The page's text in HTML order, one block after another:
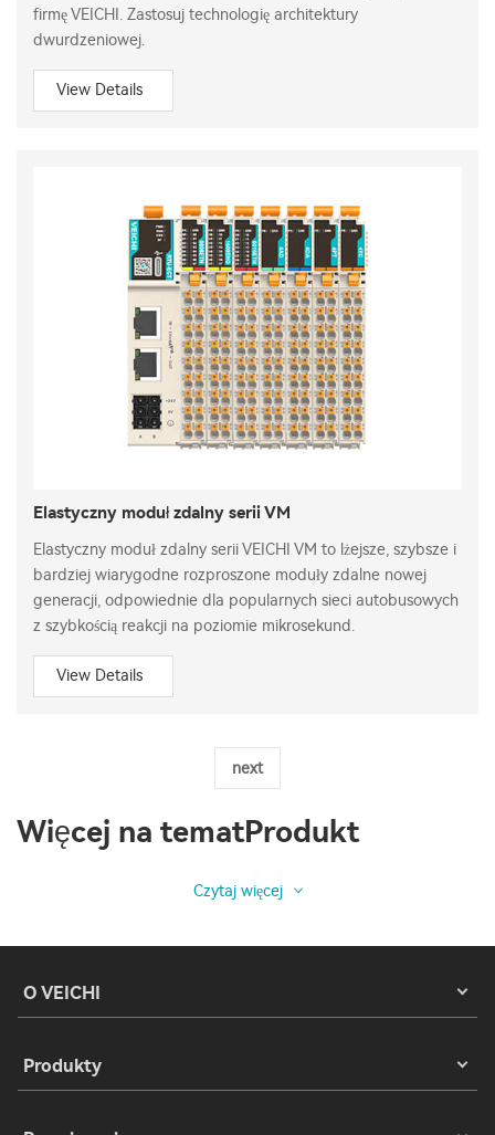
firmę VEICHI. Zastosuj technologię architektury
dwurdzeniowej.
View Details
Elastyczny moduł zdalny serii VM
Elastyczny moduł zdalny serii VEICHI VM to lżejsze, szybsze i
bardziej wiarygodne rozproszone moduły zdalne nowej
generacji, odpowiednie dla popularnych sieci autobusowych
z szybkością reakcji na poziomie mikrosekund.
View Details
next
Więcej na tematProdukt
Czytaj więcej
O VEICHI
Produkty